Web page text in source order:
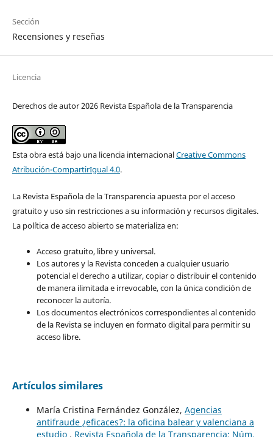
Sección
Recensiones y reseñas
Licencia
Derechos de autor 2026 Revista Española de la Transparencia
Esta obra está bajo una licencia internacionalCreative Commons
Atribución-CompartirIgual 4.0.
La Revista Española de la Transparencia apuesta por el acceso
gratuito y uso sin restricciones a su información y recursos digitales.
La política de acceso abierto se materializa en:
Acceso gratuito, libre y universal.
Los autores y la Revista conceden a cualquier usuario
potencial el derecho a utilizar, copiar o distribuir el contenido
de manera ilimitada e irrevocable, con la única condición de
reconocer la autoría.
Los documentos electrónicos correspondientes al contenido
de la Revista se incluyen en formato digital para permitir su
acceso libre.
Artículos similares
María Cristina Fernández González, Agencias
antifraude ¿eficaces?: la oficina balear y valenciana a
estudio , Revista Española de la Transparencia: Núm.